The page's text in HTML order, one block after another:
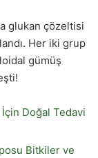
glukan çözeltisi
Her iki grup
gümüş
Doğal Tedavi
Bitkiler ve